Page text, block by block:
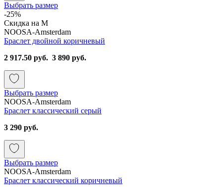
Выбрать размер
-25%
Скидка на М
NOOSA-Amsterdam
Браслет двойной коричневый
2 917.50 руб. 3 890 руб.
Выбрать размер
NOOSA-Amsterdam
Браслет классический серый
3 290 руб.
Выбрать размер
NOOSA-Amsterdam
Браслет классический коричневый